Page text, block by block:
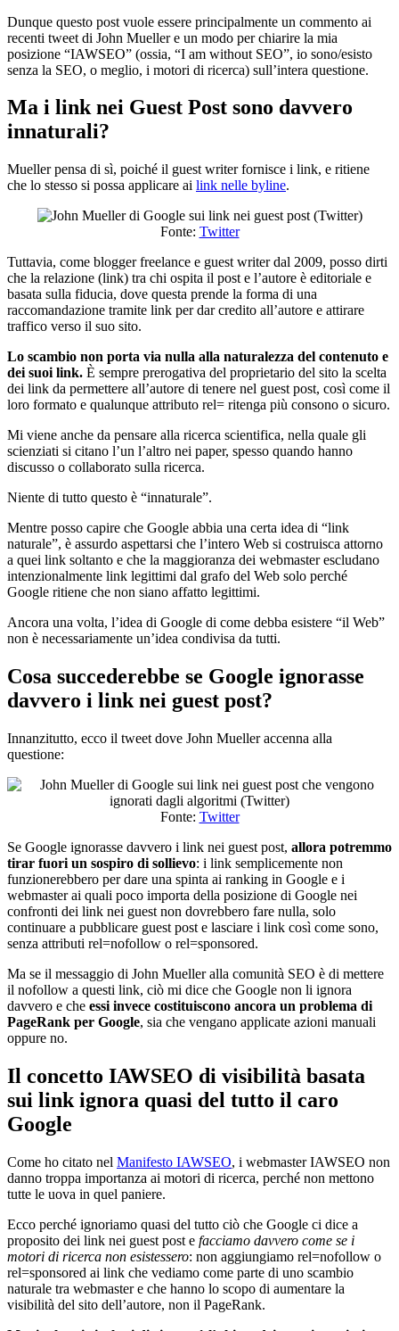
Dunque questo post vuole essere principalmente un commento ai
recenti tweet di John Mueller e un modo per chiarire la mia
posizione “IAWSEO” (ossia, “I am without SEO”, io sono/esisto
senza la SEO, o meglio, i motori di ricerca) sull’intera questione.
Ma i link nei Guest Post sono davvero
innaturali?
Mueller pensa di sì, poiché il guest writer fornisce i link, e ritiene
che lo stesso si possa applicare ai link nelle byline.
Fonte: Twitter
Tuttavia, come blogger freelance e guest writer dal 2009, posso dirti
che la relazione (link) tra chi ospita il post e l’autore è editoriale e
basata sulla fiducia, dove questa prende la forma di una
raccomandazione tramite link per dar credito all’autore e attirare
traffico verso il suo sito.
Lo scambio non porta via nulla alla naturalezza del contenuto e
dei suoi link. È sempre prerogativa del proprietario del sito la scelta
dei link da permettere all’autore di tenere nel guest post, così come il
loro formato e qualunque attributo rel= ritenga più consono o sicuro.
Mi viene anche da pensare alla ricerca scientifica, nella quale gli
scienziati si citano l’un l’altro nei paper, spesso quando hanno
discusso o collaborato sulla ricerca.
Niente di tutto questo è “innaturale”.
Mentre posso capire che Google abbia una certa idea di “link
naturale”, è assurdo aspettarsi che l’intero Web si costruisca attorno
a quei link soltanto e che la maggioranza dei webmaster escludano
intenzionalmente link legittimi dal grafo del Web solo perché
Google ritiene che non siano affatto legittimi.
Ancora una volta, l’idea di Google di come debba esistere “il Web”
non è necessariamente un’idea condivisa da tutti.
Cosa succederebbe se Google ignorasse
davvero i link nei guest post?
Innanzitutto, ecco il tweet dove John Mueller accenna alla
questione:
Fonte: Twitter
Se Google ignorasse davvero i link nei guest post, allora potremmo
tirar fuori un sospiro di sollievo: i link semplicemente non
funzionerebbero per dare una spinta ai ranking in Google e i
webmaster ai quali poco importa della posizione di Google nei
confronti dei link nei guest non dovrebbero fare nulla, solo
continuare a pubblicare guest post e lasciare i link così come sono,
senza attributi rel=nofollow o rel=sponsored.
Ma se il messaggio di John Mueller alla comunità SEO è di mettere
il nofollow a questi link, ciò mi dice che Google non li ignora
davvero e che essi invece costituiscono ancora un problema di
PageRank per Google, sia che vengano applicate azioni manuali
oppure no.
Il concetto IAWSEO di visibilità basata
sui link ignora quasi del tutto il caro
Google
Come ho citato nel Manifesto IAWSEO, i webmaster IAWSEO non
danno troppa importanza ai motori di ricerca, perché non mettono
tutte le uova in quel paniere.
Ecco perché ignoriamo quasi del tutto ciò che Google ci dice a
proposito dei link nei guest post e facciamo davvero come se i
motori di ricerca non esistessero: non aggiungiamo rel=nofollow o
rel=sponsored ai link che vediamo come parte di uno scambio
naturale tra webmaster e che hanno lo scopo di aumentare la
visibilità del sito dell’autore, non il PageRank.